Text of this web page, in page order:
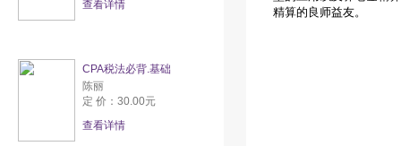
查看详情
CPA税法必背.基础
陈丽
定 价：30.00元
查看详情
精算的良师益友。